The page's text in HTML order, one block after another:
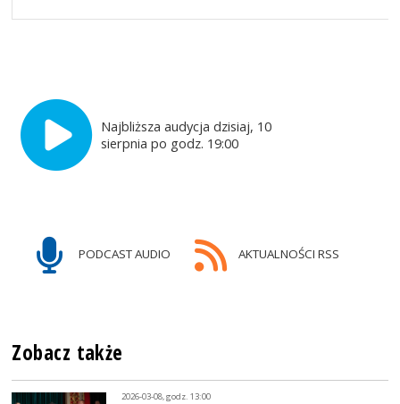
Najbliższa audycja dzisiaj, 10
sierpnia po godz. 19:00
PODCAST AUDIO AKTUALNOŚCI RSS
Zobacz także
2026-03-08, godz. 13:00